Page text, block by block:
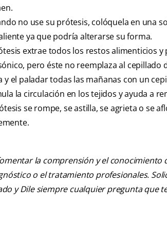
no use su prótesis, colóquela en una
ya que podría alterarse su forma.
extrae todos los restos alimenticios y
pero éste no reemplaza al cepillado
y el paladar todas las mañanas con un
la circulación en los tejidos y ayuda a
se rompe, se astilla, se agrieta o se
la comprensión y el
o el tratamiento profesionales.
y Dile siempre cualquier pregunta que